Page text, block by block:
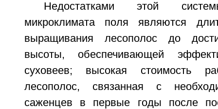
Недостатками этой
микроклимата поля являются
выращивания лесополос до
высоты, обеспечивающей
суховеев; высокая стоимость
лесополос, связанная с
саженцев в первые годы после